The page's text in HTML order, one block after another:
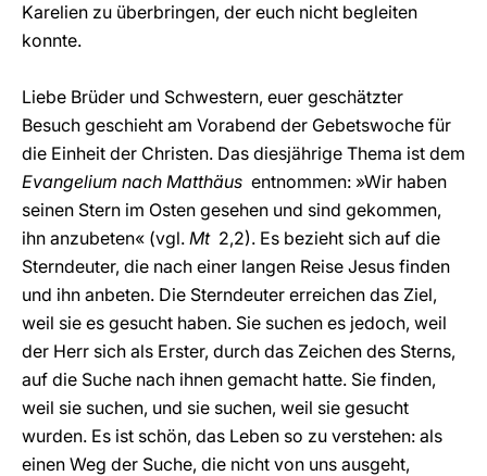
Karelien zu überbringen, der euch nicht begleiten
konnte.
Liebe Brüder und Schwestern, euer geschätzter
Besuch geschieht am Vorabend der Gebetswoche für
die Einheit der Christen. Das diesjährige Thema ist dem
Evangelium nach Matthäus entnommen: »Wir haben
seinen Stern im Osten gesehen und sind gekommen,
ihn anzubeten« (vgl. Mt2,2). Es bezieht sich auf die
Sterndeuter, die nach einer langen Reise Jesus finden
und ihn anbeten. Die Sterndeuter erreichen das Ziel,
weil sie es gesucht haben. Sie suchen es jedoch, weil
der Herr sich als Erster, durch das Zeichen des Sterns,
auf die Suche nach ihnen gemacht hatte. Sie finden,
weil sie suchen, und sie suchen, weil sie gesucht
wurden. Es ist schön, das Leben so zu verstehen: als
einen Weg der Suche, die nicht von uns ausgeht,